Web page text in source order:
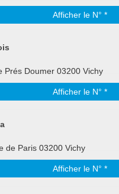
Afficher le N° *
Prés Doumer 03200 Vichy
Afficher le N° *
de Paris 03200 Vichy
Afficher le N° *